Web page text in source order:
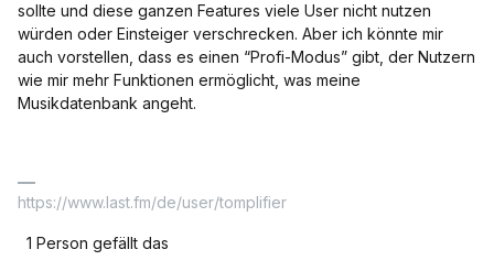
sollte und diese ganzen Features viele User nicht nutzen
würden oder Einsteiger verschrecken. Aber ich könnte mir
auch vorstellen, dass es einen “Profi-Modus” gibt, der Nutzern
wie mir mehr Funktionen ermöglicht, was meine
Musikdatenbank angeht.
https://www.last.fm/de/user/tomplifier
1 Person gefällt das